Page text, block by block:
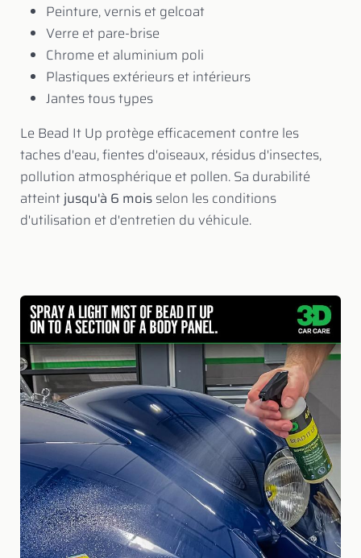
Peinture, vernis et gelcoat
Verre et pare-brise
Chrome et aluminium poli
Plastiques extérieurs et intérieurs
Jantes tous types
Le Bead It Up protège efficacement contre les
taches d'eau, fientes d'oiseaux, résidus d'insectes,
pollution atmosphérique et pollen. Sa durabilité
atteint jusqu'à 6 moisselon les conditions
d'utilisation et d'entretien du véhicule.